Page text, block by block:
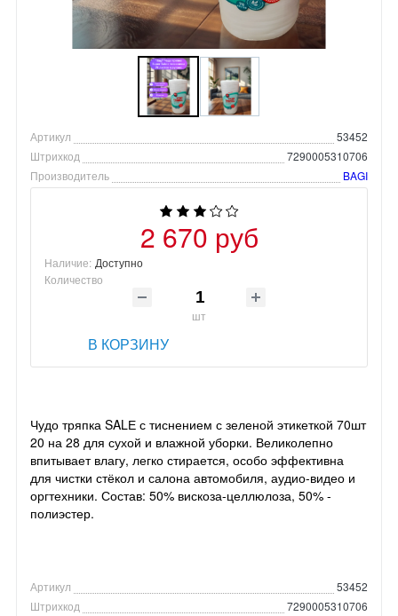
Артикул
53452
Штрихкод
7290005310706
Производитель
BAGI
2 670 руб
Наличие: Доступно
Количество
шт
В КОРЗИНУ
Чудо тряпка SALЕ с тиснением с зеленой этикеткой 70шт
20 на 28 для сухой и влажной уборки. Великолепно
впитывает влагу, легко стирается, особо эффективна
для чистки стёкол и салона автомобиля, аудио-видео и
оргтехники. Состав: 50% вискоза-целлюлоза, 50% -
полиэстер.
Артикул
53452
Штрихкод
7290005310706